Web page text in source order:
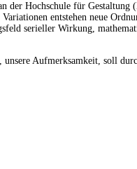
der Hochschule für
entstehen neue
serieller Wirkung,
Aufmerksamkeit, soll